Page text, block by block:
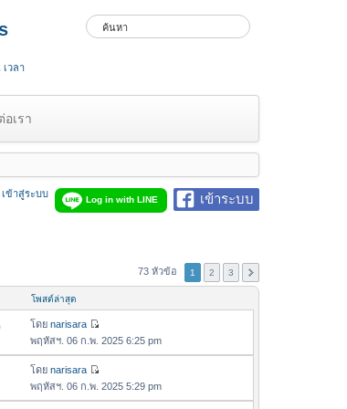
วลา
อเรา
เข้าระบบ
Log in with LINE
เข้าสู่ระบบ
73 หัวข้อ 1 2 3
โพสต์ล่าสุด
โดย narisara
ดู
ข้
ค
ว
พฤหัสฯ. 06 ก.พ. 2025 6:25 pm
โดย narisara
ดู
ข้
พฤหัสฯ. 06 ก.พ. 2025 5:29 pm